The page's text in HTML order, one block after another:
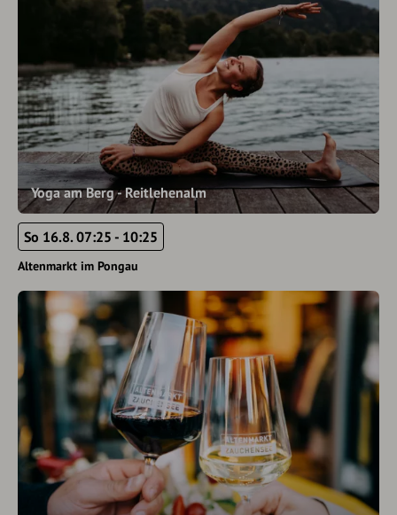
Yoga am Berg - Reitlehenalm
So 16.8. 07:25 - 10:25
Altenmarkt im Pongau